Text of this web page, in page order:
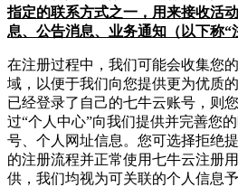
指定的联系方式之一，用来接收活
息、公告消息、业务通知（以下称“
在注册过程中，我们可能会收集您
域，以便于我们向您提供更为优质
已经登录了自己的七牛云账号，则
过“个人中心”向我们提供并完善您的
号、个人网址信息。您可选择拒绝
的注册流程并正常使用七牛云注册
供，我们均视为可关联的个人信息